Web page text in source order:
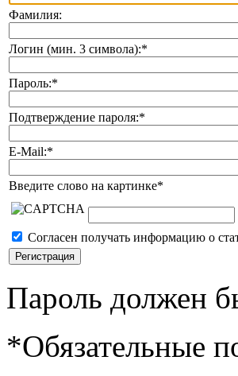
Фамилия:
Логин (мин. 3 символа):*
Пароль:*
Подтверждение пароля:*
E-Mail:*
Введите слово на картинке*
Согласен получать информацию о
Пароль должен
*Обязательные